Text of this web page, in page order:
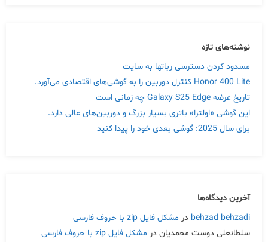
نوشته‌های تازه
مسدود کردن دسترسی رباتها به سایت
Honor 400 Lite کنترل دوربین را به گوشی‌های اقتصادی می‌آورد.
تاریخ عرضه Galaxy S25 Edge چه زمانی است
این گوشی «اولترا» باتری بسیار بزرگ و دوربین‌های عالی دارد.
برای سال 2025: گوشی بعدی خود را پیدا کنید
آخرین دیدگاه‌ها
behzad behzadi در مشکل فایل zip با حروف فارسی
سلطانعلی دوست محمدیان در مشکل فایل zip با حروف فارسی